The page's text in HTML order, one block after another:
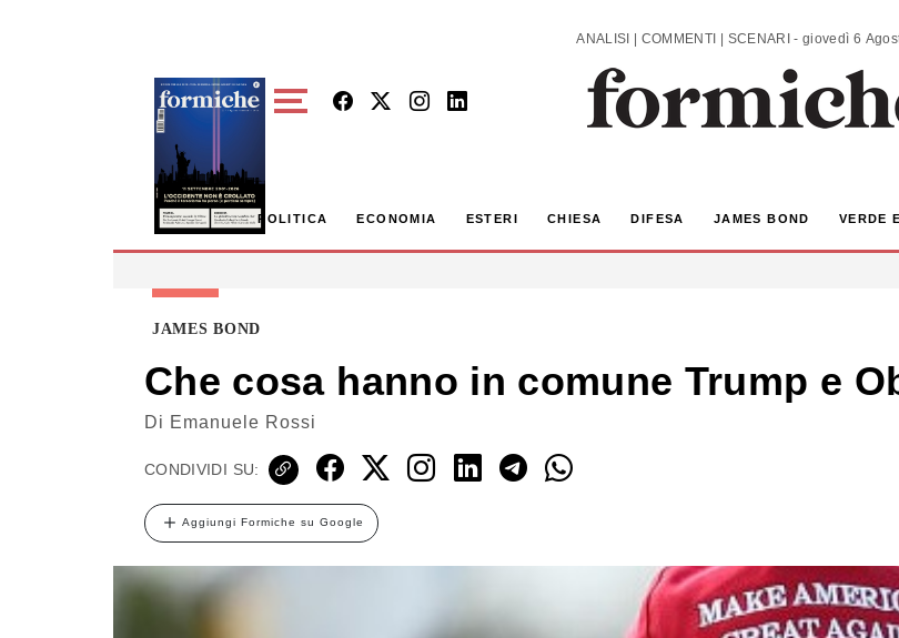
ANALISI | COMMENTI | SCENARI -
POLITICA ECONOMIA ESTERI CHIESA DIFESA JAMES BOND VERDE
JAMES BOND
Che cosa hanno in comune Trump e
Di Emanuele Rossi
CONDIVIDI SU:
Aggiungi Formiche su Google